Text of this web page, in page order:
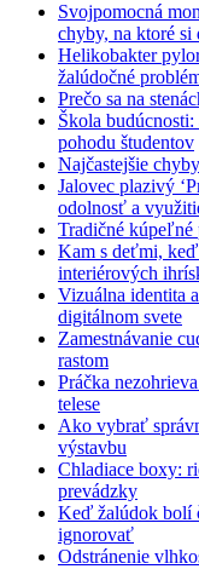
Svojpomocná
chyby, na ktoré si
Helikobakter
žalúdočné
Prečo sa na
Škola
pohodu študentov
Najčastejšie
Jalovec plazivý
odolnosť a
Tradičné kúpeľné
Kam s deťmi, keď
interiérových
Vizuálna identita
digitálnom svete
Zamestnávanie
rastom
Práčka
telese
Ako vybrať
výstavbu
Chladiace boxy:
prevádzky
Keď žalúdok bolí
ignorovať
Odstránenie